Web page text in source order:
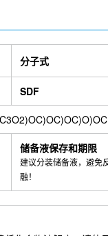
分子式
SDF
储备液保存和期限
建议分装储备液，避免
融！